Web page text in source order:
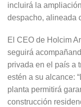
incluirá la
despacho, alineada
El CEO de Holcim
seguirá
privada en el país a
estén a su alcance:
planta permitirá
construcción